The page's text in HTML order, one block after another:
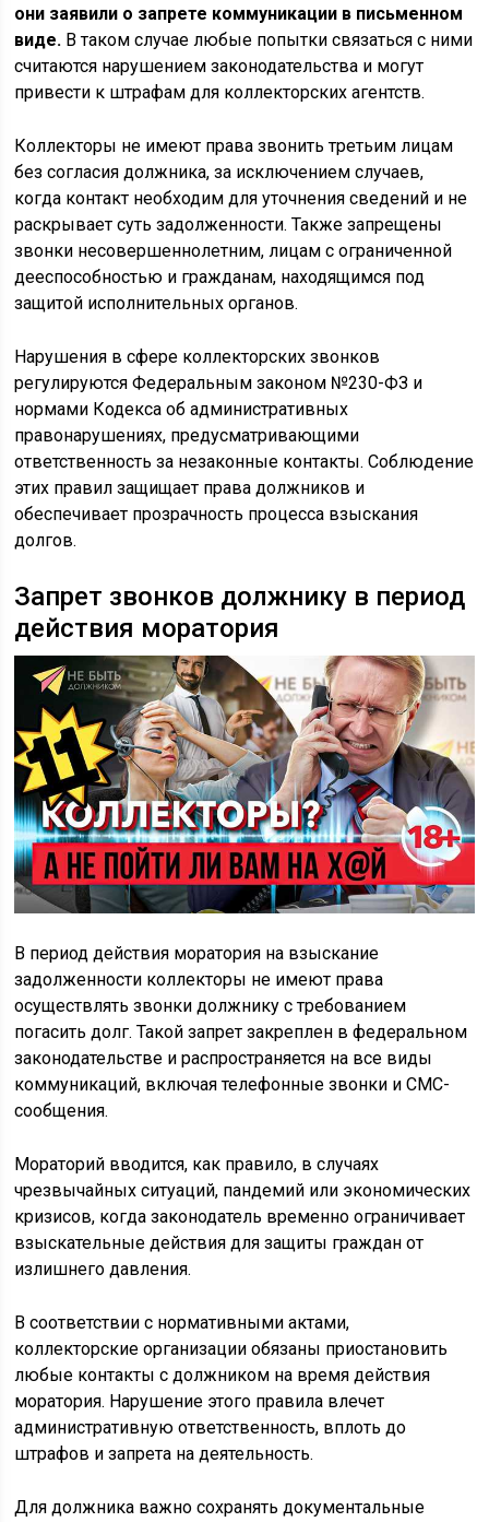
они заявили о запрете коммуникации в письменном
виде. В таком случае любые попытки связаться с ними
считаются нарушением законодательства и могут
привести к штрафам для коллекторских агентств.
Коллекторы не имеют права звонить третьим лицам
без согласия должника, за исключением случаев,
когда контакт необходим для уточнения сведений и не
раскрывает суть задолженности. Также запрещены
звонки несовершеннолетним, лицам с ограниченной
дееспособностью и гражданам, находящимся под
защитой исполнительных органов.
Нарушения в сфере коллекторских звонков
регулируются Федеральным законом №230-ФЗ и
нормами Кодекса об административных
правонарушениях, предусматривающими
ответственность за незаконные контакты. Соблюдение
этих правил защищает права должников и
обеспечивает прозрачность процесса взыскания
долгов.
Запрет звонков должнику в период
действия моратория
В период действия моратория на взыскание
задолженности коллекторы не имеют права
осуществлять звонки должнику с требованием
погасить долг. Такой запрет закреплен в федеральном
законодательстве и распространяется на все виды
коммуникаций, включая телефонные звонки и СМС-
сообщения.
Мораторий вводится, как правило, в случаях
чрезвычайных ситуаций, пандемий или экономических
кризисов, когда законодатель временно ограничивает
взыскательные действия для защиты граждан от
излишнего давления.
В соответствии с нормативными актами,
коллекторские организации обязаны приостановить
любые контакты с должником на время действия
моратория. Нарушение этого правила влечет
административную ответственность, вплоть до
штрафов и запрета на деятельность.
Для должника важно сохранять документальные